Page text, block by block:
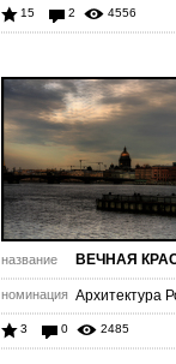
15 2 4556
название ВЕЧНАЯ
номинация Архитектура
3 0 2485